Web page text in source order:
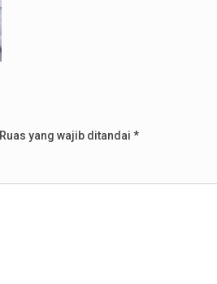
Ruas yang wajib ditandai *